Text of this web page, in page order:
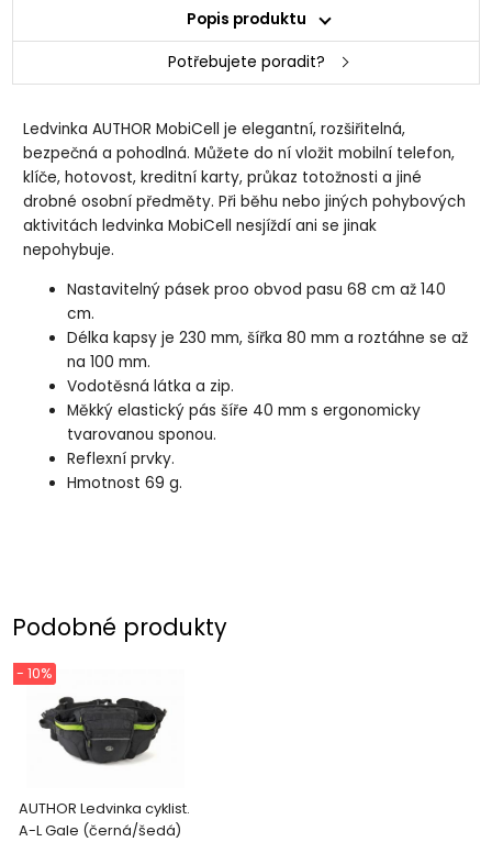
Popis produktu
Potřebujete poradit?
Ledvinka AUTHOR MobiCell je elegantní, rozšiřitelná,
bezpečná a pohodlná. Můžete do ní vložit mobilní telefon,
klíče, hotovost, kreditní karty, průkaz totožnosti a jiné
drobné osobní předměty. Při běhu nebo jiných pohybových
aktivitách ledvinka MobiCell nesjíždí ani se jinak
nepohybuje.
Nastavitelný pásek proo obvod pasu 68 cm až 140
cm.
Délka kapsy je 230 mm, šířka 80 mm a roztáhne se až
na 100 mm.
Vodotěsná látka a zip.
Měkký elastický pás šíře 40 mm s ergonomicky
tvarovanou sponou.
Reflexní prvky.
Hmotnost 69 g.
Podobné produkty
AUTHOR Ledvinka cyklist.
A-L Gale (černá/šedá)
- 10%